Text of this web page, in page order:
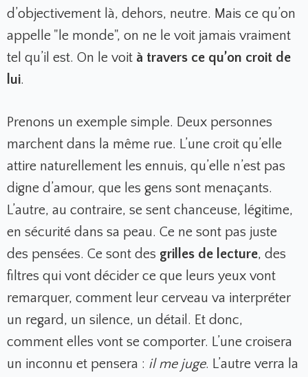
d’objectivement là, dehors, neutre. Mais ce qu’on
appelle "le monde", on ne le voit jamais vraiment
tel qu’il est. On le voit à travers ce qu’on croit de
lui.
Prenons un exemple simple. Deux personnes
marchent dans la même rue. L’une croit qu’elle
attire naturellement les ennuis, qu’elle n’est pas
digne d’amour, que les gens sont menaçants.
L’autre, au contraire, se sent chanceuse, légitime,
en sécurité dans sa peau. Ce ne sont pas juste
des pensées. Ce sont des grilles de lecture, des
filtres qui vont décider ce que leurs yeux vont
remarquer, comment leur cerveau va interpréter
un regard, un silence, un détail. Et donc,
comment elles vont se comporter. L’une croisera
un inconnu et pensera : il me juge. L’autre verra la